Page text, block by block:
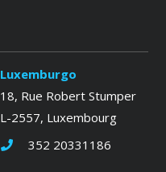
Luxemburgo
18, Rue Robert Stumper
L-2557, Luxembourg
352 20331186